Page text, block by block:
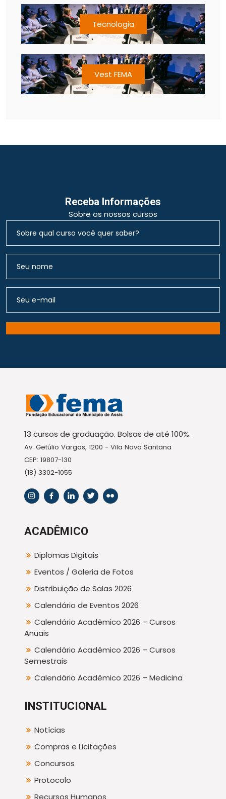
Tecnologia
Vest FEMA
Receba Informações
Sobre os nossos cursos
13 cursos de graduação. Bolsas de até 100%.
Av. Getúlio Vargas, 1200 - Vila Nova Santana
CEP: 19807-130
(18) 3302-1055
ACADÊMICO
Diplomas Digitais
Eventos / Galeria de Fotos
Distribuição de Salas 2026
Calendário de Eventos 2026
Calendário Acadêmico 2026 – Cursos
Anuais
Calendário Acadêmico 2026 – Cursos
Semestrais
Calendário Acadêmico 2026 – Medicina
INSTITUCIONAL
Notícias
Compras e Licitações
Concursos
Protocolo